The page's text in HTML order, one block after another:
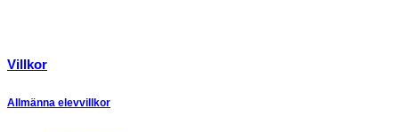
Villkor
Allmänna elevvillkor